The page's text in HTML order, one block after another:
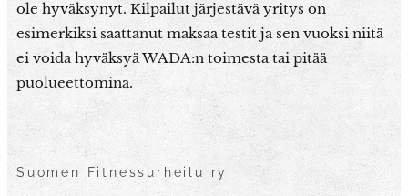
ole hyväksynyt. Kilpailut järjestävä yritys on
esimerkiksi saattanut maksaa testit ja sen vuoksi niitä
ei voida hyväksyä WADA:n toimesta tai pitää
puolueettomina.
Suomen Fitnessurheilu ry